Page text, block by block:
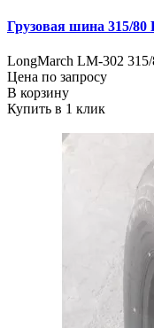
Грузовая шина 315/
LongMarch LM-302
Цена по запросу
В корзину
Купить в 1 клик